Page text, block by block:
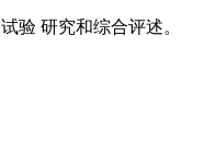
试验 研究和综合评述。